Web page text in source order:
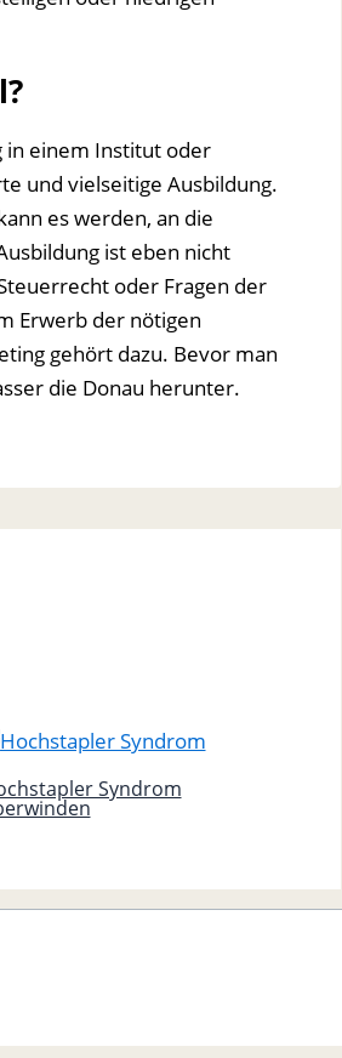
in einem Institut oder
und vielseitige Ausbildung.
es werden, an die
ist eben nicht
oder Fragen der
Erwerb der nötigen
gehört dazu. Bevor man
die Donau herunter.
Syndrom